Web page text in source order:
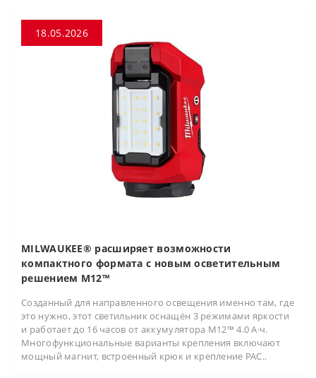
18.05.2026
MILWAUKEE® расширяет возможности
компактного формата с новым осветительным
решением M12™
Созданный для направленного освещения именно там, где
это нужно, этот светильник оснащён 3 режимами яркости
и работает до 16 часов от аккумулятора M12™ 4.0 А·ч.
Многофункциональные варианты крепления включают
мощный магнит, встроенный крюк и крепление PAC..